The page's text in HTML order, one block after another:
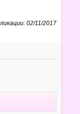
02/11/2017